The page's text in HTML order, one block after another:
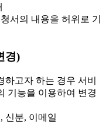
서의 내용을 허위로 기
경)
고자 하는 경우 서비
기능을 이용하여 변경
신분, 이메일